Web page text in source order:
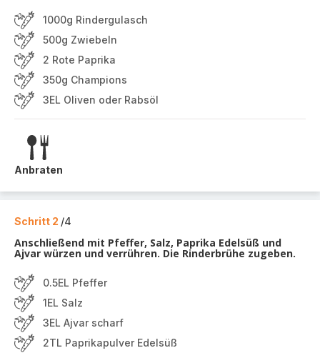
1000g Rindergulasch
500g Zwiebeln
2 Rote Paprika
350g Champions
3EL Oliven oder Rabsöl
Anbraten
Schritt 2 /4
Anschließend mit Pfeffer, Salz, Paprika Edelsüß und
Ajvar würzen und verrühren. Die Rinderbrühe zugeben.
0.5EL Pfeffer
1EL Salz
3EL Ajvar scharf
2TL Paprikapulver Edelsüß